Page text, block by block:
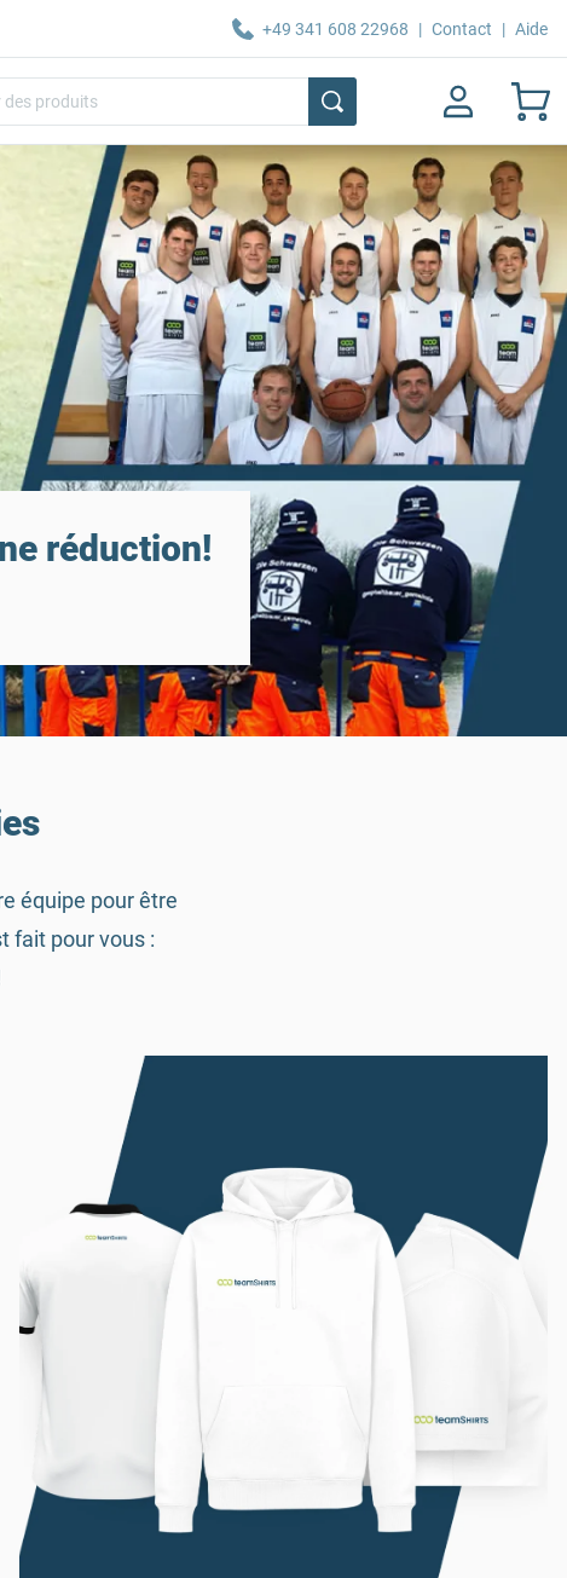
+49 341 608 22968 | Contact | Aide
réduction!
équipe pour être
fait pour vous :